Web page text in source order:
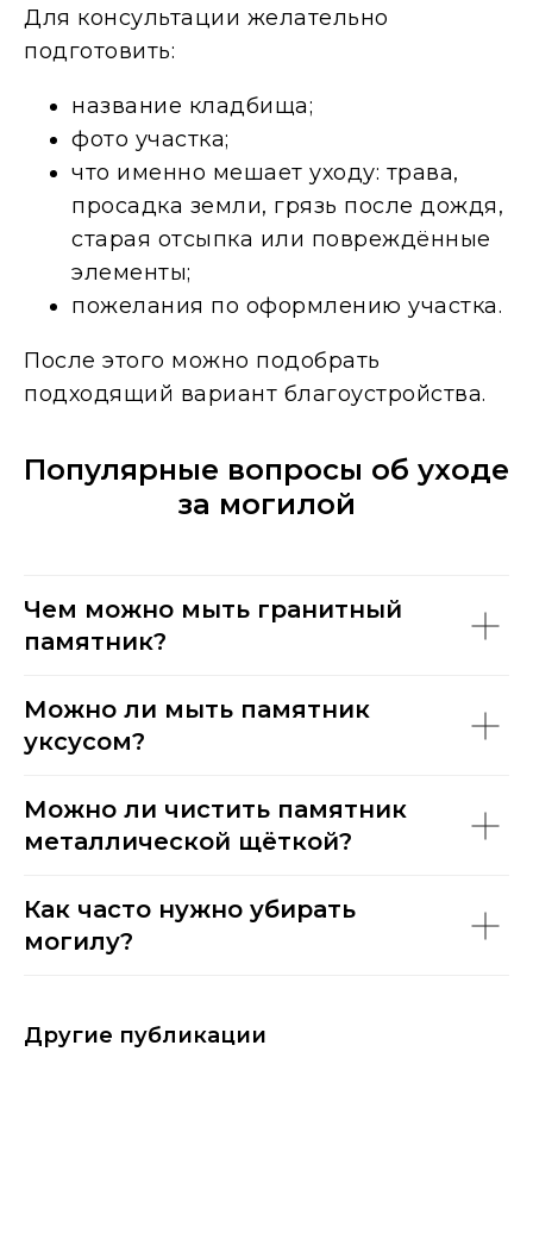
Для консультации желательно
подготовить:
название кладбища;
фото участка;
что именно мешает уходу: трава,
просадка земли, грязь после дождя,
старая отсыпка или повреждённые
элементы;
пожелания по оформлению участка.
После этого можно подобрать
подходящий вариант благоустройства.
Популярные вопросы об уходе
за могилой
Чем можно мыть гранитный
памятник?
Можно ли мыть памятник
уксусом?
Можно ли чистить памятник
металлической щёткой?
Как часто нужно убирать
могилу?
Другие публикации